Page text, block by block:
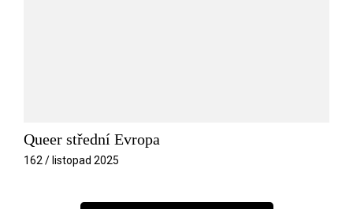
Queer střední Evropa
162 / listopad 2025